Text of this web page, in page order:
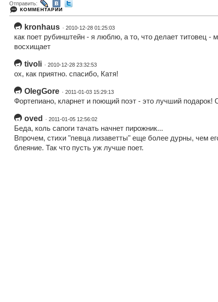
Отправить:
КОММЕНТАРИИ
kronhaus · 2010-12-28 01:25:03
как поет рубинштейн - я люблю, а то, что делает титовец -
восхищает
tivoli · 2010-12-28 23:32:53
ох, как приятно. спасибо, Катя!
OlegGore · 2011-01-03 15:29:13
Фортепиано, кларнет и поющий поэт - это лучший подарок!
oved · 2011-01-05 12:56:02
Беда, коль сапоги тачать начнет пирожник...
Впрочем, стихи "певца лизаветты" еще более дурны, чем
блеяние. Так что пусть уж лучше поет.